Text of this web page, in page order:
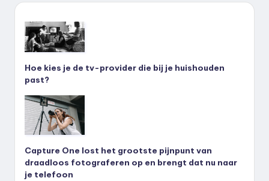
Hoe kies je de tv-provider die bij je huishouden
past?
Capture One lost het grootste pijnpunt van
draadloos fotograferen op en brengt dat nu naar
je telefoon